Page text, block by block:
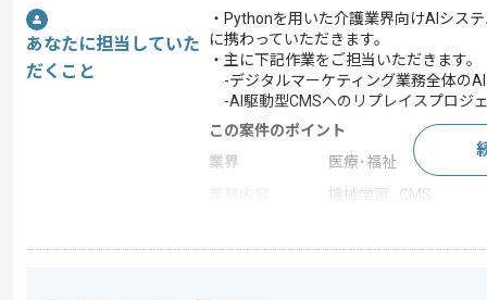
あなたに担当していた
だくこと
・Pythonを用いた介護業界向けAIシス
に携わっていただきます。
・主に下記作業をご担当いただきます。
-デジタルマーケティング業務全体の
-AI駆動型CMSへのリプレイスプロジ
この案件のポイント
業界
医療･福祉
機械学習 , CMS